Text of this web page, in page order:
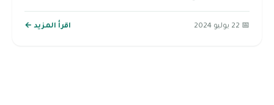
📅 22 يوليو 2024 اقرأ المزيد ←